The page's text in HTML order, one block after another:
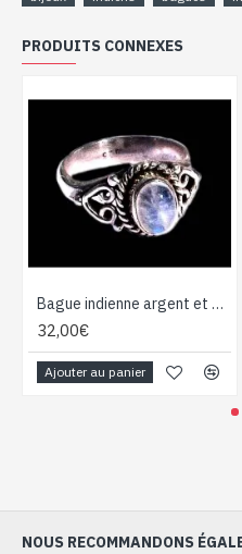
PRODUITS CONNEXES
Bague indienne argent et Pierre de Lune - Bijoux indiens
32,00€
Ajouter au panier
NOUS RECOMMANDONS